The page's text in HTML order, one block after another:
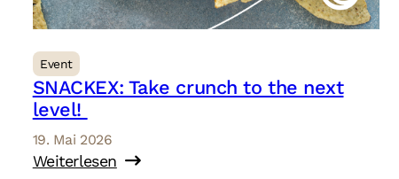
Event
SNACKEX: Take crunch to the next
level!
19. Mai 2026
Weiterlesen